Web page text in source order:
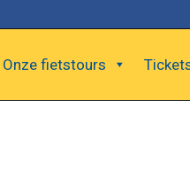
Onze fietstours